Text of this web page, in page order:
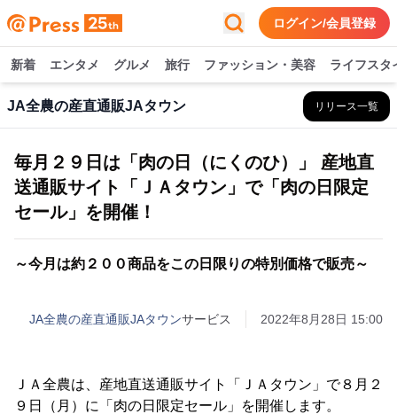
ログイン/会員登録
新着 エンタメ グルメ 旅行 ファッション・美容 ライフスタ
JA全農の産直通販JAタウン リリース一覧
毎月２９日は「肉の日（にくのひ）」 産地直
送通販サイト「ＪＡタウン」で「肉の日限定
セール」を開催！
～今月は約２００商品をこの日限りの特別価格で販売～
JA全農の産直通販JAタウンサービス 2022年8月28日 15:00
ＪＡ全農は、産地直送通販サイト「ＪＡタウン」で８月２
９日（月）に「肉の日限定セール」を開催します。